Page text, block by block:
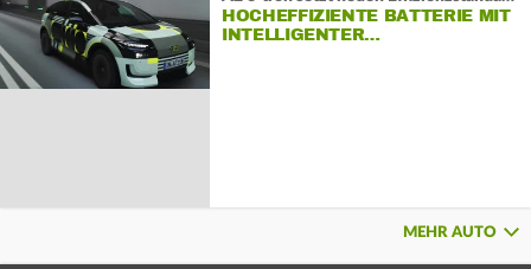
HOCHEFFIZIENTE BATTERIE MIT
INTELLIGENTER…
MEHR AUTO